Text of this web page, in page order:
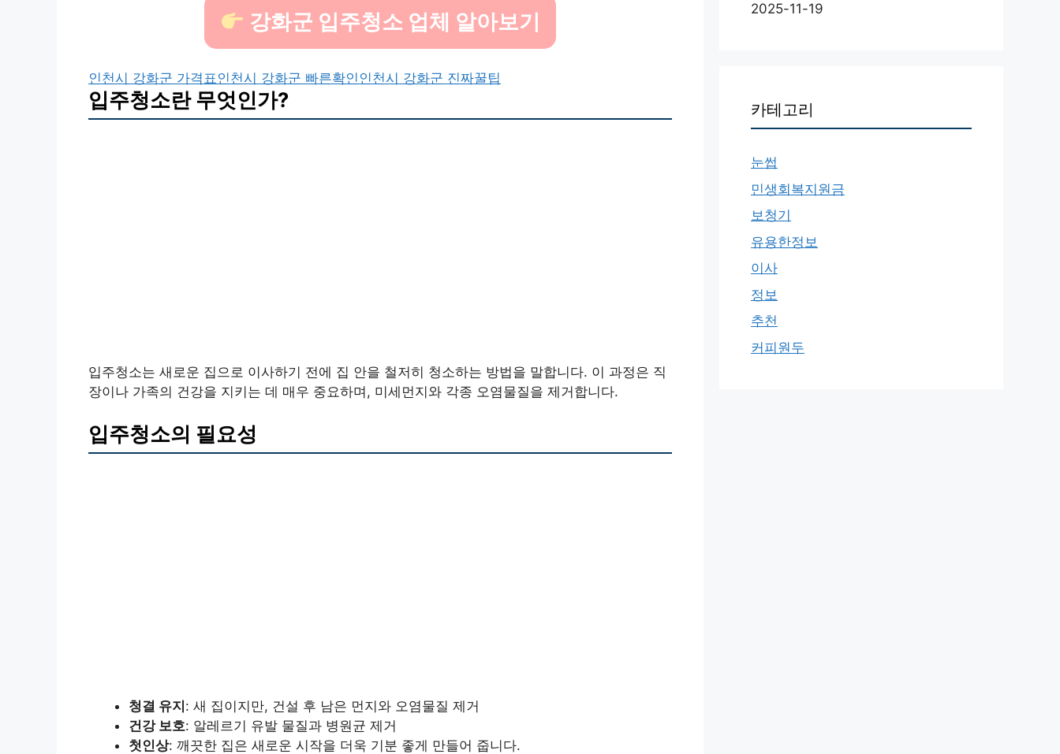
강화군 입주청소 업체 알아보기
인천시 강화군 가격표인천시 강화군 빠른확인 인천시 강화군 진짜꿀팁
입주청소란 무엇인가?
입주청소는 새로운 집으로 이사하기 전에 집 안을 철저히 청소하는 방법을 말합니다. 이 과정은 직
장이나 가족의 건강을 지키는 데 매우 중요하며, 미세먼지와 각종 오염물질을 제거합니다.
입주청소의 필요성
청결 유지: 새 집이지만, 건설 후 남은 먼지와 오염물질 제거
건강 보호: 알레르기 유발 물질과 병원균 제거
첫인상: 깨끗한 집은 새로운 시작을 더욱 기분 좋게 만들어 줍니다.
2025-11-19
카테고리
눈썹
민생회복지원금
보청기
유용한정보
이사
정보
추천
커피원두